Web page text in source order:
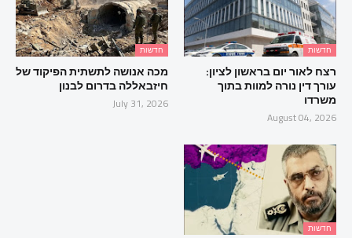
חדשות
רצח לאור יום בראשון לציון:
עורך דין נורה למוות בתוך
משרדו
August 04, 2026
חדשות
מכה אנושה לתשתית הפיקוד של
חיזבאללה בדרום לבנון
July 31, 2026
חדשות